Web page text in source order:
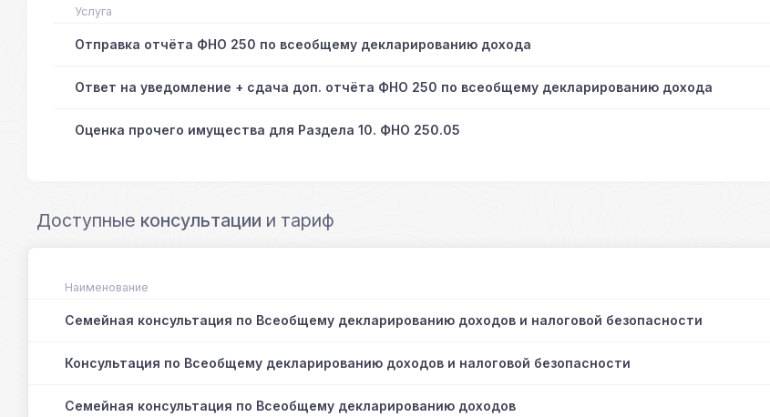
Услуга
Отправка отчёта ФНО 250 по всеобщему декларированию дохода
Ответ на уведомление + сдача доп. отчёта ФНО 250 по всеобщему декларированию дохода
Оценка прочего имущества для Раздела 10. ФНО 250.05
Доступные консультации и тариф
Наименование
Семейная консультация по Всеобщему декларированию доходов и налоговой безопасности
Консультация по Всеобщему декларированию доходов и налоговой безопасности
Семейная консультация по Всеобщему декларированию доходов